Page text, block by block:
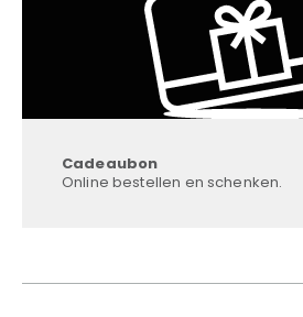
Cadeaubon
Online bestellen en schenken.